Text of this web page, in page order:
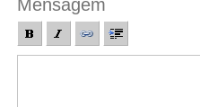
Mensagem